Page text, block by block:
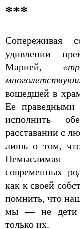
***
удивлении
Марией,
вошедшей в
Ее праведными
исполнить
расставании с
лишь о том,
Немыслимая
современных
как к своей
помнить, что
мы — не дети
только их.